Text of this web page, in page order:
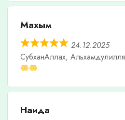
Махым
24.12.2025
СубханАллах,
Наида